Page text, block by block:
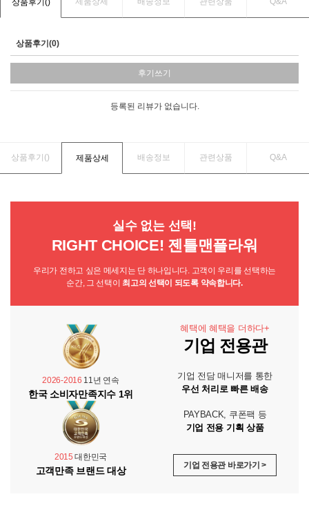
상품후기()
상품후기(0)
후기쓰기
등록된 리뷰가 없습니다.
상품후기() 제품상세 배송정보 관련상품 Q&A
실수 없는 선택!
RIGHT CHOICE! 젠틀맨플라워
우리가 전하고 싶은 메세지는 단 하나입니다. 고객이 우리를 선택하는
순간, 그 선택이 최고의 선택이 되도록 약속합니다.
2026-2016 11년 연속
한국 소비자만족지수 1위
2015 대한민국
고객만족 브랜드 대상
혜택에 혜택을 더하다+
기업 전용관
기업 전담 매니저를 통한
우선 처리로 빠른 배송
PAYBACK, 쿠폰팩 등
기업 전용 기획 상품
기업 전용관 바로가기 >